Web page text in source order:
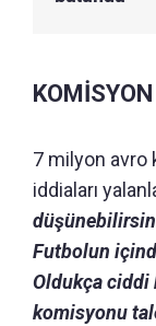
7 milyon avro
iddiaları
Futbolun
Oldukça ciddi
komisyonu